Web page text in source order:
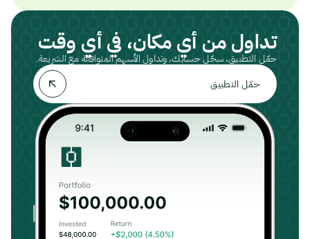
تداول من أي مكان، في أي وقت
حمّل التطبيق، سجّل حسابك، وتداول الأسهم المتوافقة مع الشريعة.
حمّل التطبيق